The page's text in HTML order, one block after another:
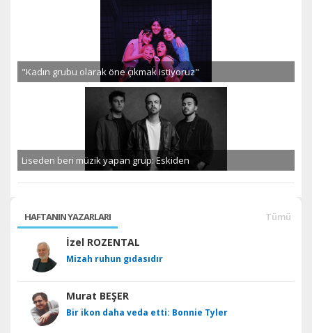
"Kadın grubu olarak öne çıkmak istiyoruz"
Liseden beri müzik yapan grup: Eskiden
HAFTANIN YAZARLARI Tümü
İzel ROZENTAL
Mizah ruhun gıdasıdır
Murat BEŞER
Bir ikon daha veda etti: Bonnie Tyler